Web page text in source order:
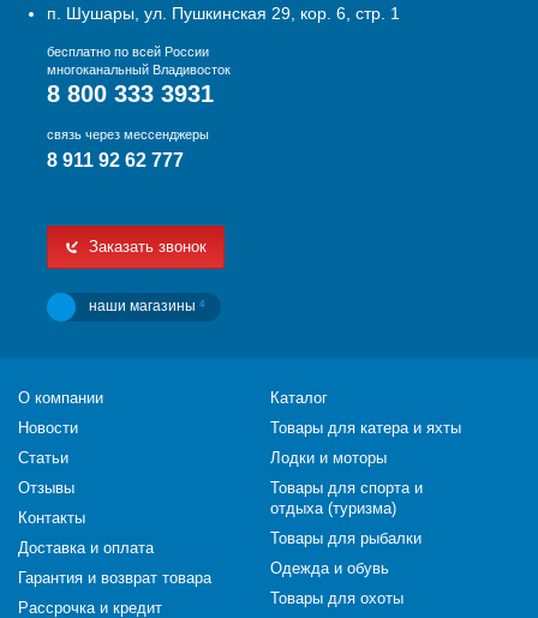
п. Шушары, ул. Пушкинская 29, кор. 6, стр. 1
бесплатно по всей России
многоканальный Владивосток
8 800 333 3931
связь через мессенджеры
8 911 92 62 777
Заказать звонок
наши магазины 4
О компании
Новости
Статьи
Отзывы
Контакты
Доставка и оплата
Гарантия и возврат товара
Рассрочка и кредит
Каталог
Товары для катера и яхты
Лодки и моторы
Товары для спорта и
отдыха (туризма)
Товары для рыбалки
Одежда и обувь
Товары для охоты